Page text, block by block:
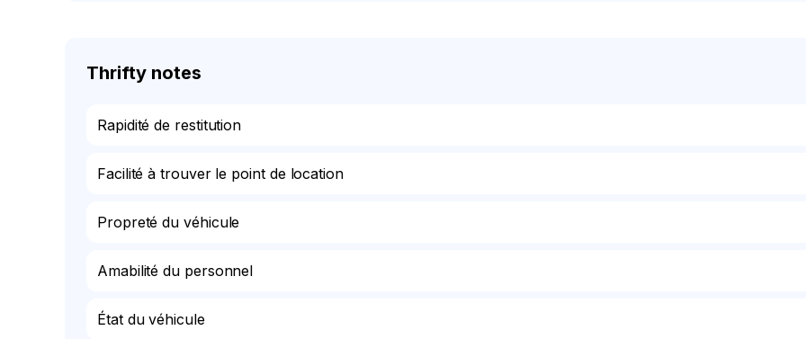
Thrifty notes
Rapidité de restitution
Facilité à trouver le point de location
Propreté du véhicule
Amabilité du personnel
État du véhicule